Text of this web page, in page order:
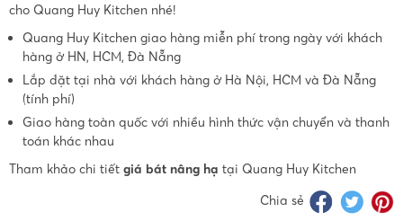
cho Quang Huy Kitchen nhé!
Quang Huy Kitchen giao hàng miễn phí trong ngày với khách
hàng ở HN, HCM, Đà Nẵng
Lắp đặt tại nhà với khách hàng ở Hà Nội, HCM và Đà Nẵng
(tính phí)
Giao hàng toàn quốc với nhiều hình thức vận chuyển và thanh
toán khác nhau
Tham khảo chi tiết giá bát nâng hạ tại Quang Huy Kitchen
Chia sẻ